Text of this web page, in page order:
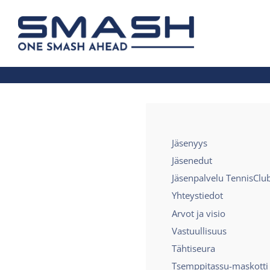
Siirry
sivun
sisältöön
Smash ry - Suomen suurin
Jäsenyys
Jäsenedut
Jäsenpalvelu
Yhteystiedot
Arvot ja visio
Vastuullisuus
Tähtiseura
Tsemppitassu-maskotti